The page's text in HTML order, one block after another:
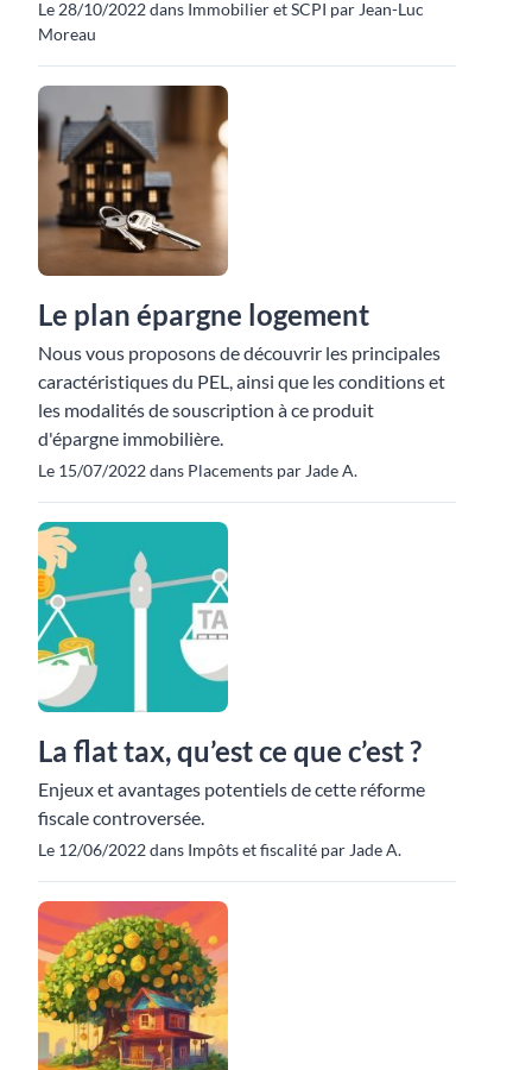
Le 28/10/2022 dans Immobilier et SCPI par Jean-Luc
Moreau
Le plan épargne logement
Nous vous proposons de découvrir les principales
caractéristiques du PEL, ainsi que les conditions et
les modalités de souscription à ce produit
d'épargne immobilière.
Le 15/07/2022 dans Placements par Jade A.
La flat tax, qu’est ce que c’est ?
Enjeux et avantages potentiels de cette réforme
fiscale controversée.
Le 12/06/2022 dans Impôts et fiscalité par Jade A.